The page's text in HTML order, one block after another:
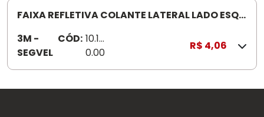
FAIXA REFLETIVA COLANTE LATERAL LADO ESQ
3M -
SEGVEL
CÓD: 10.10
0.00
02
R$ 4,06